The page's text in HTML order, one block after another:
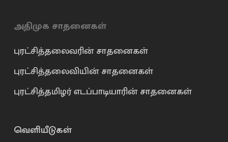
அதிமுக சாதனைகள்
புரட்சித்தலைவரின் சாதனைகள்
புரட்சித்தலைவியின் சாதனைகள்
புரட்சித்தமிழர் எடப்பாடியாரின் சாதனைகள்
வெளியீடுகள்